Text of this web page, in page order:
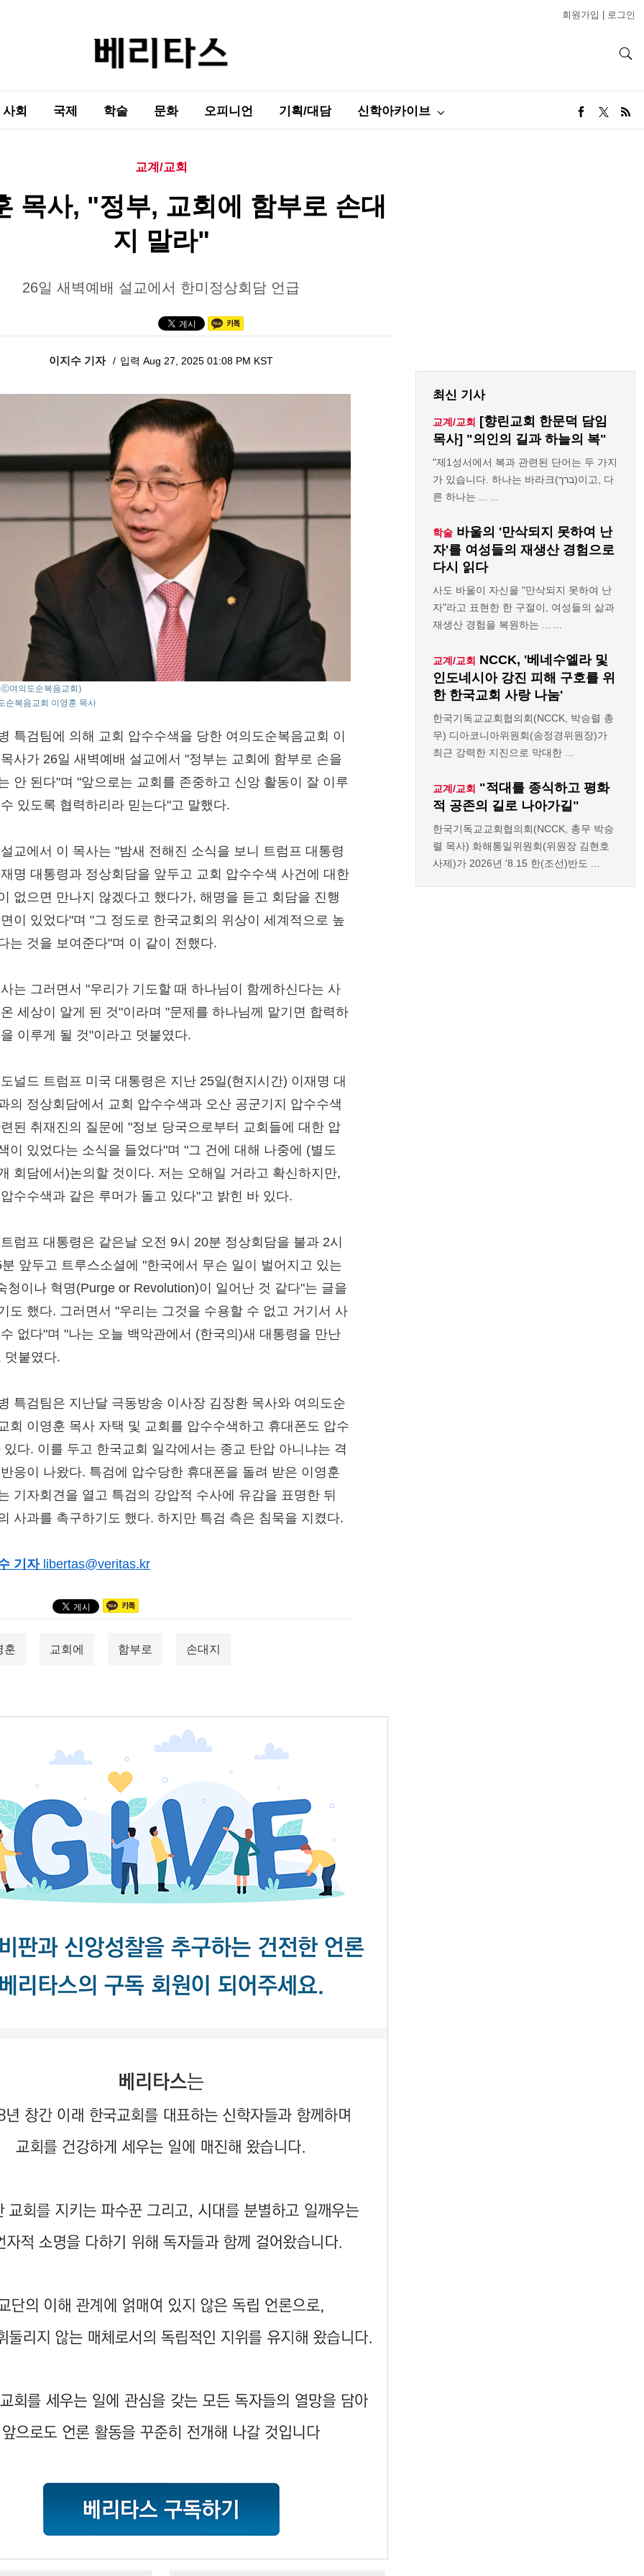
회원가입 로그인
사회 국제 학술 문화 오피니언 기획/대담 신학아카이브
교계/교회
목사, "정부, 교회에 함부로 손대
지 말라"
26일 새벽예배 설교에서 한미정상회담 언급
이지수 기자 입력 Aug 27, 2025 01:08 PM KST
ⓒ여의도순복음교회)
순복음교회 이영훈 목사
특검팀에 의해 교회 압수수색을 당한 여의도순복음교회 이
사가 26일 새벽예배 설교에서 "정부는 교회에 함부로 손을
안 된다"며 "앞으로는 교회를 존중하고 신앙 활동이 잘 이루
있도록 협력하리라 믿는다"고 말했다.
교에서 이 목사는 "밤새 전해진 소식을 보니 트럼프 대통령
명 대통령과 정상회담을 앞두고 교회 압수수색 사건에 대한
없으면 만나지 않겠다고 했다가, 해명을 듣고 회담을 진행
이 있었다"며 "그 정도로 한국교회의 위상이 세계적으로 높
는 것을 보여준다"며 이 같이 전했다.
는 그러면서 "우리가 기도할 때 하나님이 함께하신다는 사
세상이 알게 된 것"이라며 "문제를 하나님께 맡기면 합력하
이루게 될 것"이라고 덧붙였다.
널드 트럼프 미국 대통령은 지난 25일(현지시간) 이재명 대
의 정상회담에서 교회 압수수색과 오산 공군기지 압수수색
된 취재진의 질문에 "정보 당국으로부터 교회들에 대한 압
이 있었다는 소식을 들었다"며 "그 건에 대해 나중에 (별도
회담에서)논의할 것이다. 저는 오해일 거라고 확신하지만,
수수색과 같은 루머가 돌고 있다"고 밝힌 바 있다.
럼프 대통령은 같은날 오전 9시 20분 정상회담을 불과 2시
앞두고 트루스소셜에 "한국에서 무슨 일이 벌어지고 있는
청이나 혁명(Purge or Revolution)이 일어난 것 같다"는 글을
도 했다. 그러면서 "우리는 그것을 수용할 수 없고 거기서 사
없다"며 "나는 오늘 백악관에서 (한국의)새 대통령을 만난
덧붙였다.
특검팀은 지난달 극동방송 이사장 김장환 목사와 여의도순
회 이영훈 목사 자택 및 교회를 압수수색하고 휴대폰도 압수
있다. 이를 두고 한국교회 일각에서는 종교 탄압 아니냐는 격
응이 나왔다. 특검에 압수당한 휴대폰을 돌려 받은 이영훈
기자회견을 열고 특검의 강압적 수사에 유감을 표명한 뒤
사과를 촉구하기도 했다. 하지만 특검 측은 침묵을 지켰다.
기자 libertas@veritas.kr
훈 교회에 함부로 손대지
최신 기사
교계/교회
[향린교회 한문덕 담임
목사] "의인의 길과 하늘의 복"
"제1성서에서 복과 관련된 단어는 두 가지
가 있습니다. 하나는 바라크(ברך)이고, 다
른 하나는 ... ...
학술 바울의 '만삭되지 못하여 난
자'를 여성들의 재생산 경험으로
다시 읽다
사도 바울이 자신을 "만삭되지 못하여 난
자"라고 표현한 한 구절이, 여성들의 삶과
재생산 경험을 복원하는 ... ...
교계/교회 NCCK, '베네수엘라 및
인도네시아 강진 피해 구호를 위
한 한국교회 사랑 나눔'
한국기독교교회협의회(NCCK, 박승렬 총
무) 디아코니아위원회(송정경위원장)가
최근 강력한 지진으로 막대한 ...
교계/교회 "적대를 종식하고 평화
적 공존의 길로 나아가길"
한국기독교교회협의회(NCCK, 총무 박승
렬 목사) 화해통일위원회(위원장 김현호
사제)가 2026년 '8.15 한(조선)반도 ...